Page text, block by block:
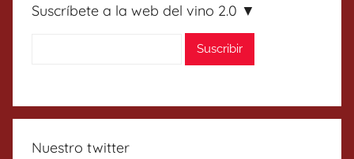
Suscríbete a la web del vino 2.0 ▼
Nuestro twitter